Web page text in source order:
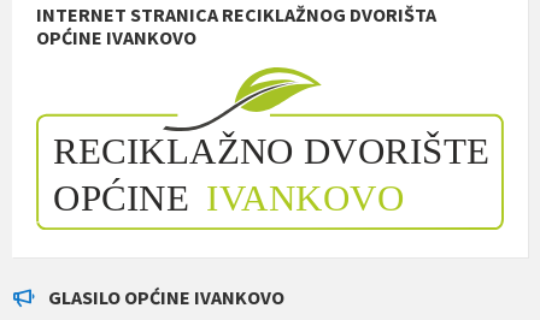
INTERNET STRANICA RECIKLAŽNOG DVORIŠTA
OPĆINE IVANKOVO
GLASILO OPĆINE IVANKOVO